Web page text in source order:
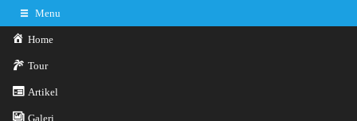
Menu
Home
Tour
Artikel
Galeri